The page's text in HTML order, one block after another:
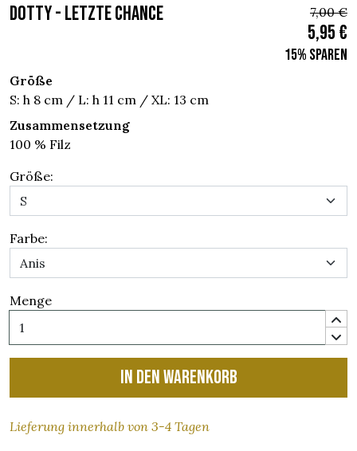
DOTTY - Letzte chance 7,00 €
5,95 €
15% sparen
Größe
S: h 8 cm / L: h 11 cm / XL: 13 cm
Zusammensetzung
100 % Filz
Größe:
Farbe:
Menge
In den Warenkorb
Lieferung innerhalb von 3-4 Tagen